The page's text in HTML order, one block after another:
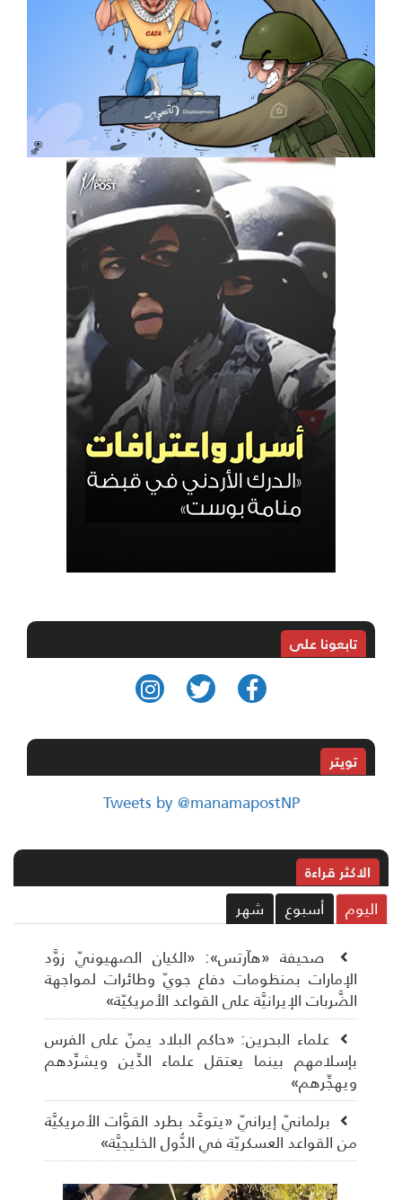
تابعونا على
تويتر
Tweets by @manamapostNP
الاکثر قراءة
أسبوع شهر
صحيفة «هآرتس»: «الكيان الصهيونيّ زوَّد
الإمارات بمنظومات دفاع جويّ وطائرات لمواجهة
الضَّربات الإيرانيَّة على القواعد الأمريكيّة»
علماء البحرين: «حاكم البلاد يمنّ على الفرس
بإسلامهم بينما يعتقل علماء الدِّين ويشرِّدهم
ويهجِّرهم»
برلمانيّ إيرانيّ «يتوعَّد بطرد القوَّات الأمريكيَّة
من القواعد العسكريّة في الدُّول الخليجيَّة»